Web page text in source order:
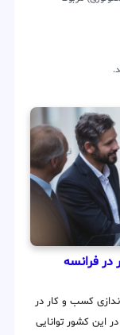
در فرانسه
کسب و کار در
این کشور توانایی